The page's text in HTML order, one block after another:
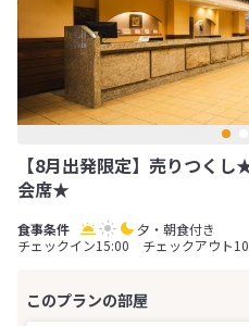
【8月出発限定】売りつ
会席★
夕・朝食付き
チェックイン15:00 チェックアウト